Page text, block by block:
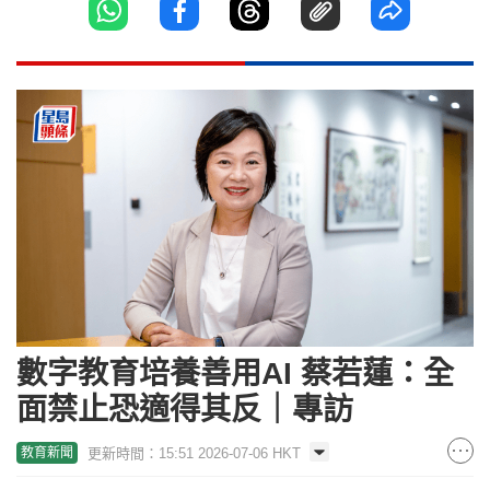
數字教育培養善用AI 蔡若蓮：全
面禁止恐適得其反｜專訪
教育新聞 更新時間：15:51 2026-07-06 HKT